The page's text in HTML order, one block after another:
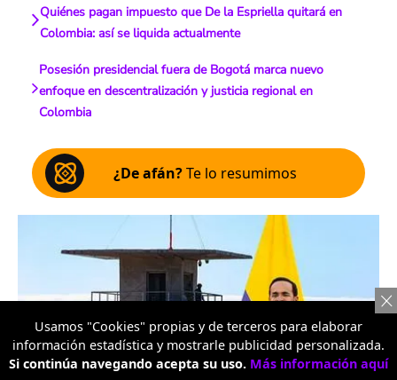
Quiénes pagan impuesto que De la Espriella quitará en
Colombia: así se liquida actualmente
Posesión presidencial fuera de Bogotá marca nuevo
enfoque en descentralización y justicia regional en
Colombia
¿De afán?Te lo resumimos
Usamos "Cookies" propias y de terceros para elaborar
información estadística y mostrarle publicidad personalizada.
Si continúa navegando acepta su uso. Más información aquí